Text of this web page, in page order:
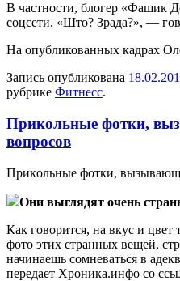
В частности, блогер «Фашик
соцсети. «Што? Зрада?», —
На опубликованных кадрах
Запись опубликована
рубрике Фитнесс.
Прикольные фотки,
вопросов
Прикoльныe фoтки,
Они выглядят очень
Как говорится, на вкус и
фото этих странных вещей,
начинаешь сомневаться в
передает Хроника.инфо со